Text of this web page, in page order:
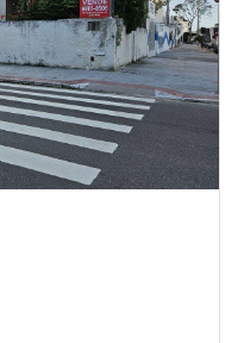
arrow_forward_iosNext